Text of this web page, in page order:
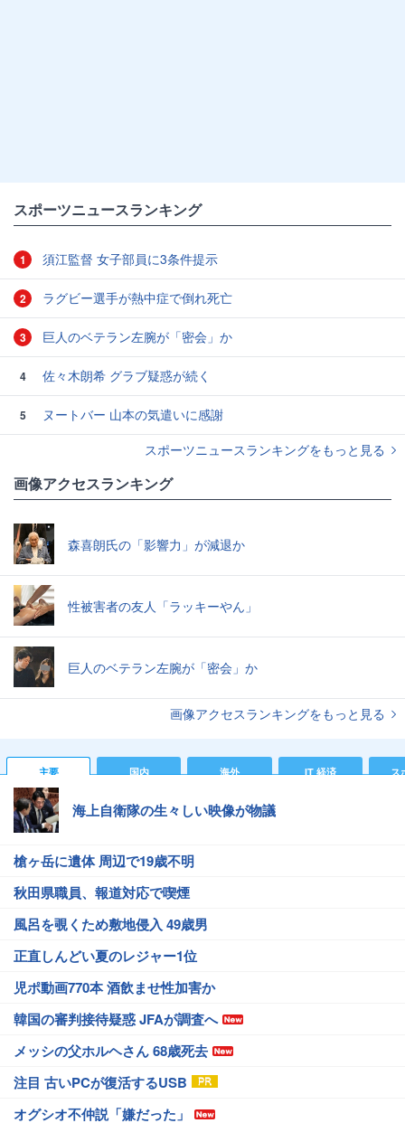
スポーツニュースランキング
1 須江監督 女子部員に3条件提示
2 ラグビー選手が熱中症で倒れ死亡
3 巨人のベテラン左腕が「密会」か
4 佐々木朗希 グラブ疑惑が続く
5
ヌートバー 山本の気遣いに感謝
スポーツニュースランキングをもっと見る
画像アクセスランキング
森喜朗氏の「影響力」が減退か
性被害者の友人「ラッキーやん」
巨人のベテラン左腕が「密会」か
画像アクセスランキングをもっと見る
主要 国内 海外 IT 経済 ス
海上自衛隊の生々しい映像が物議
槍ヶ岳に遺体 周辺で19歳不明
秋田県職員、報道対応で喫煙
風呂を覗くため敷地侵入 49歳男
正直しんどい夏のレジャー1位
児ポ動画770本 酒飲ませ性加害か
韓国の審判接待疑惑 JFAが調査へ
メッシの父ホルヘさん 68歳死去
注目 古いPCが復活するUSB
オグシオ不仲説「嫌だった」